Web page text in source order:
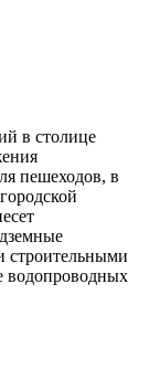
в столице
пешеходов, в
строительными
водопроводных